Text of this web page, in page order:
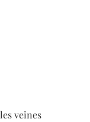
veines